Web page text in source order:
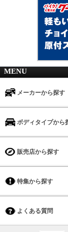
MENU
メーカーから探す
ボディタイプから
販売店から探す
特集から探す
よくある質問